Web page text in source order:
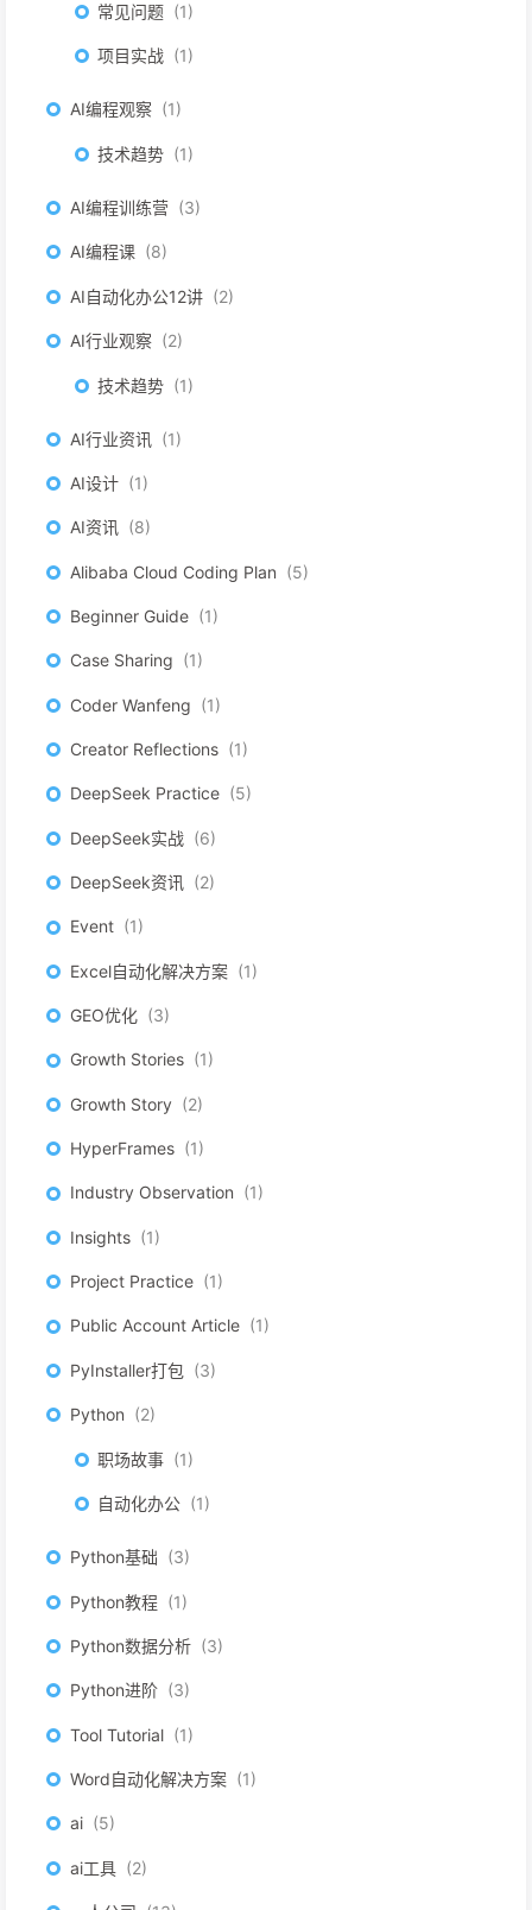
常见问题 1
项目实战 1
AI编程观察 1
技术趋势 1
AI编程训练营 3
AI编程课 8
AI自动化办公12讲 2
AI行业观察 2
技术趋势 1
AI行业资讯 1
AI设计 1
AI资讯 8
Alibaba Cloud Coding Plan 5
Beginner Guide 1
Case Sharing 1
Coder Wanfeng 1
Creator Reflections 1
DeepSeek Practice 5
DeepSeek实战 6
DeepSeek资讯 2
Event 1
Excel自动化解决方案 1
GEO优化 3
Growth Stories 1
Growth Story 2
HyperFrames 1
Industry Observation 1
Insights 1
Project Practice 1
Public Account Article 1
PyInstaller打包 3
Python 2
职场故事 1
自动化办公 1
Python基础 3
Python教程 1
Python数据分析 3
Python进阶 3
Tool Tutorial 1
Word自动化解决方案 1
ai 5
ai工具 2